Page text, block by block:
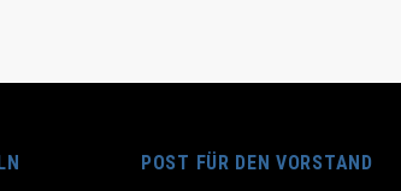
POST FÜR DEN VORSTAND